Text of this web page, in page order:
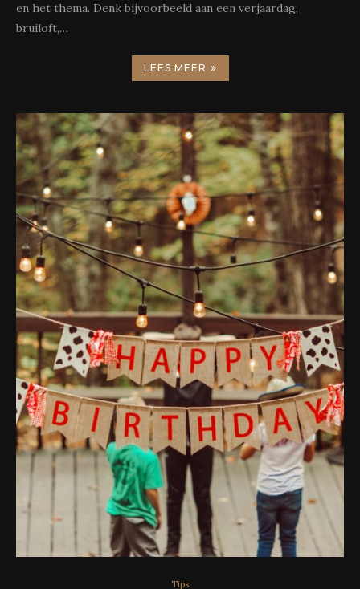
en het thema. Denk bijvoorbeeld aan een verjaardag,
bruiloft,…
LEES MEER
Tips